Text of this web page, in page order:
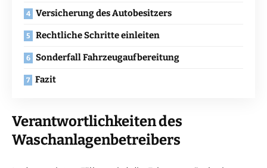
Versicherung des Autobesitzers
Rechtliche Schritte einleiten
Sonderfall Fahrzeugaufbereitung
Fazit
Verantwortlichkeiten des
Waschanlagenbetreibers